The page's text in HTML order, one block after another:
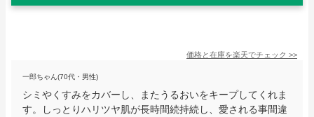
価格と在庫を楽天でチェック >>
一郎ちゃん(70代・男性)
シミやくすみをカバーし、またうるおいをキープしてくれま
す。しっとりハリツヤ肌が長時間続持続し、愛される事間違